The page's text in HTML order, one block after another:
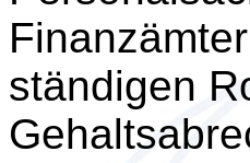
ständigen